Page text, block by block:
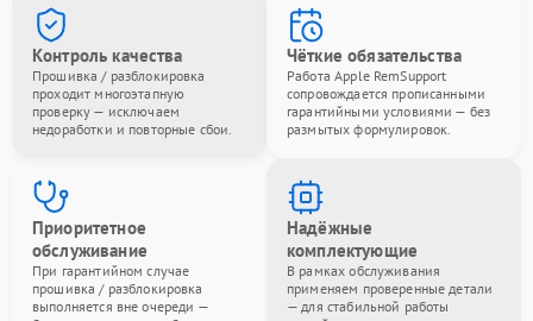
Контроль качества
Прошивка / разблокировка
проходит многоэтапную
проверку — исключаем
недоработки и повторные сбои.
Чёткие обязательства
Работа Apple RemSupport
сопровождается прописанными
гарантийными условиями — без
размытых формулировок.
Приоритетное
обслуживание
При гарантийном случае
прошивка / разблокировка
выполняется вне очереди —
Надёжные
комплектующие
В рамках обслуживания
применяем проверенные детали
— для стабильной работы